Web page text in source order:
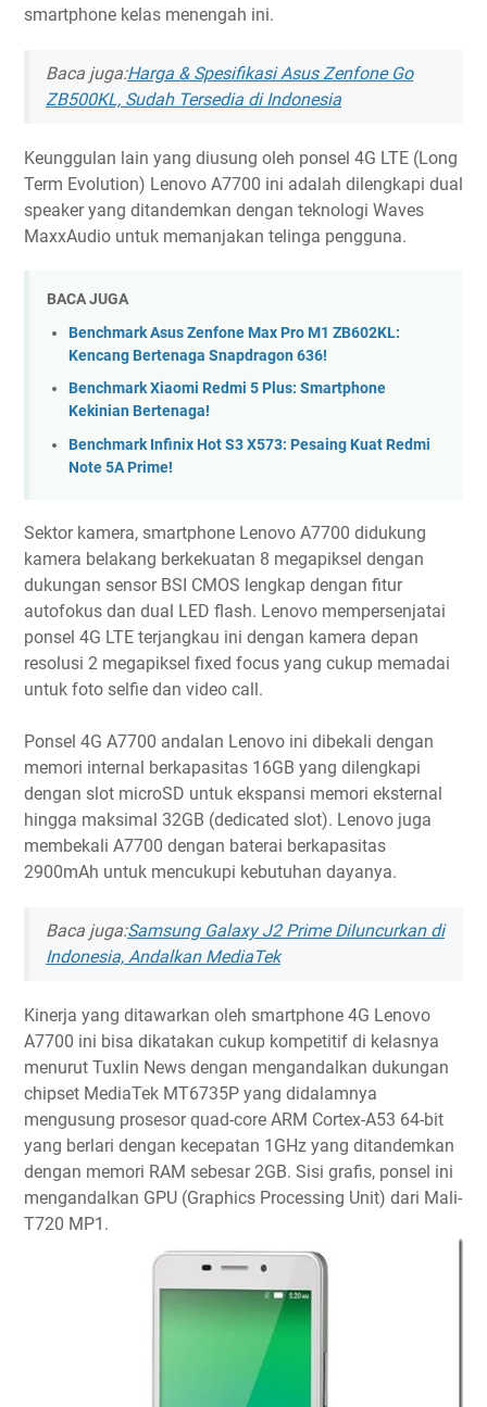
smartphone kelas menengah ini.
Baca juga:Harga & Spesifikasi Asus Zenfone Go
ZB500KL, Sudah Tersedia di Indonesia
Keunggulan lain yang diusung oleh ponsel 4G LTE (Long
Term Evolution) Lenovo A7700 ini adalah dilengkapi dual
speaker yang ditandemkan dengan teknologi Waves
MaxxAudio untuk memanjakan telinga pengguna.
BACA JUGA
Benchmark Asus Zenfone Max Pro M1 ZB602KL:
Kencang Bertenaga Snapdragon 636!
Benchmark Xiaomi Redmi 5 Plus: Smartphone
Kekinian Bertenaga!
Benchmark Infinix Hot S3 X573: Pesaing Kuat Redmi
Note 5A Prime!
Sektor kamera, smartphone Lenovo A7700 didukung
kamera belakang berkekuatan 8 megapiksel dengan
dukungan sensor BSI CMOS lengkap dengan fitur
autofokus dan dual LED flash. Lenovo mempersenjatai
ponsel 4G LTE terjangkau ini dengan kamera depan
resolusi 2 megapiksel fixed focus yang cukup memadai
untuk foto selfie dan video call.
Ponsel 4G A7700 andalan Lenovo ini dibekali dengan
memori internal berkapasitas 16GB yang dilengkapi
dengan slot microSD untuk ekspansi memori eksternal
hingga maksimal 32GB (dedicated slot). Lenovo juga
membekali A7700 dengan baterai berkapasitas
2900mAh untuk mencukupi kebutuhan dayanya.
Baca juga:Samsung Galaxy J2 Prime Diluncurkan di
Indonesia, Andalkan MediaTek
Kinerja yang ditawarkan oleh smartphone 4G Lenovo
A7700 ini bisa dikatakan cukup kompetitif di kelasnya
menurut Tuxlin News dengan mengandalkan dukungan
chipset MediaTek MT6735P yang didalamnya
mengusung prosesor quad-core ARM Cortex-A53 64-bit
yang berlari dengan kecepatan 1GHz yang ditandemkan
dengan memori RAM sebesar 2GB. Sisi grafis, ponsel ini
mengandalkan GPU (Graphics Processing Unit) dari Mali-
T720 MP1.